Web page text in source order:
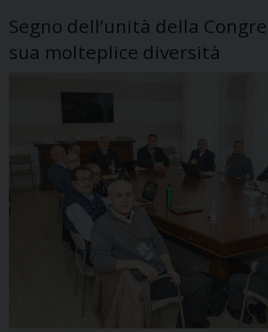
Segno dell’unità della
sua molteplice diversità